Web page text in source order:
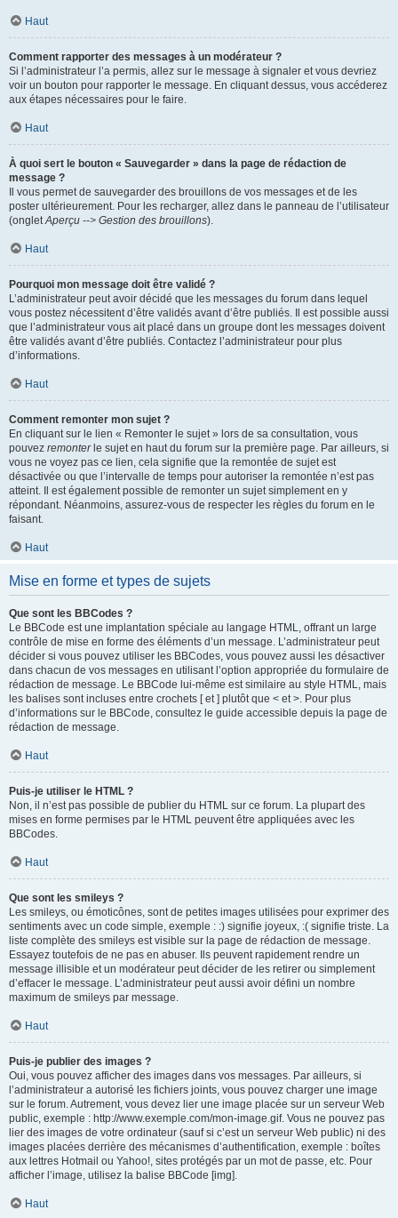
Haut
Comment rapporter des messages à un modérateur ?
Si l’administrateur l’a permis, allez sur le message à signaler et vous devriez
voir un bouton pour rapporter le message. En cliquant dessus, vous accéderez
aux étapes nécessaires pour le faire.
Haut
À quoi sert le bouton « Sauvegarder » dans la page de rédaction de
message ?
Il vous permet de sauvegarder des brouillons de vos messages et de les
poster ultérieurement. Pour les recharger, allez dans le panneau de l’utilisateur
(ongletAperçu --> Gestion des brouillons).
Haut
Pourquoi mon message doit être validé ?
L’administrateur peut avoir décidé que les messages du forum dans lequel
vous postez nécessitent d’être validés avant d’être publiés. Il est possible aussi
que l’administrateur vous ait placé dans un groupe dont les messages doivent
être validés avant d’être publiés. Contactez l’administrateur pour plus
d’informations.
Haut
Comment remonter mon sujet ?
En cliquant sur le lien « Remonter le sujet » lors de sa consultation, vous
pouvez remonterle sujet en haut du forum sur la première page. Par ailleurs, si
vous ne voyez pas ce lien, cela signifie que la remontée de sujet est
désactivée ou que l’intervalle de temps pour autoriser la remontée n’est pas
atteint. Il est également possible de remonter un sujet simplement en y
répondant. Néanmoins, assurez-vous de respecter les règles du forum en le
faisant.
Haut
Mise en forme et types de sujets
Que sont les BBCodes ?
Le BBCode est une implantation spéciale au langage HTML, offrant un large
contrôle de mise en forme des éléments d’un message. L’administrateur peut
décider si vous pouvez utiliser les BBCodes, vous pouvez aussi les désactiver
dans chacun de vos messages en utilisant l’option appropriée du formulaire de
rédaction de message. Le BBCode lui-même est similaire au style HTML, mais
les balises sont incluses entre crochets [ et ] plutôt que < et >. Pour plus
d’informations sur le BBCode, consultez le guide accessible depuis la page de
rédaction de message.
Haut
Puis-je utiliser le HTML ?
Non, il n’est pas possible de publier du HTML sur ce forum. La plupart des
mises en forme permises par le HTML peuvent être appliquées avec les
BBCodes.
Haut
Que sont les smileys ?
Les smileys, ou émoticônes, sont de petites images utilisées pour exprimer des
sentiments avec un code simple, exemple : :) signifie joyeux, :( signifie triste. La
liste complète des smileys est visible sur la page de rédaction de message.
Essayez toutefois de ne pas en abuser. Ils peuvent rapidement rendre un
message illisible et un modérateur peut décider de les retirer ou simplement
d’effacer le message. L’administrateur peut aussi avoir défini un nombre
maximum de smileys par message.
Haut
Puis-je publier des images ?
Oui, vous pouvez afficher des images dans vos messages. Par ailleurs, si
l’administrateur a autorisé les fichiers joints, vous pouvez charger une image
sur le forum. Autrement, vous devez lier une image placée sur un serveur Web
public, exemple : http://www.exemple.com/mon-image.gif. Vous ne pouvez pas
lier des images de votre ordinateur (sauf si c’est un serveur Web public) ni des
images placées derrière des mécanismes d’authentification, exemple : boîtes
aux lettres Hotmail ou Yahoo!, sites protégés par un mot de passe, etc. Pour
afficher l’image, utilisez la balise BBCode [img].
Haut